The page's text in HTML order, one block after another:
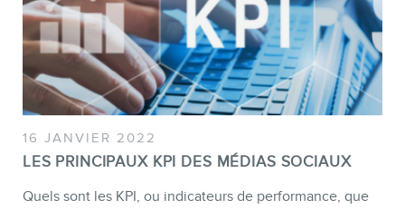
16 JANVIER 2022
LES PRINCIPAUX KPI DES MÉDIAS SOCIAUX
Quels sont les KPI, ou indicateurs de performance, que